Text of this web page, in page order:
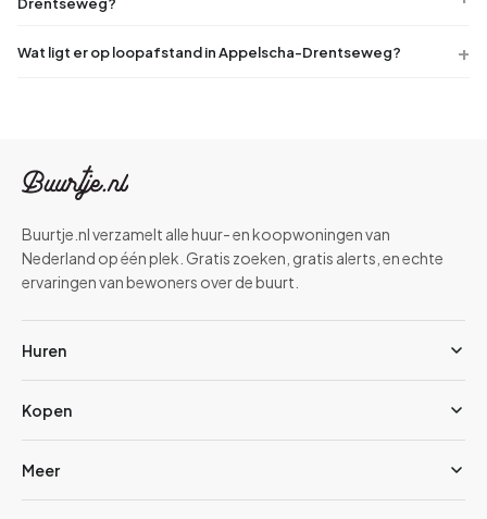
Wat ligt er op loopafstand in Appelscha-Drentseweg?
Buurtje.nl verzamelt alle huur- en koopwoningen van
Nederland op één plek. Gratis zoeken, gratis alerts, en echte
ervaringen van bewoners over de buurt.
Huren
Kopen
Meer